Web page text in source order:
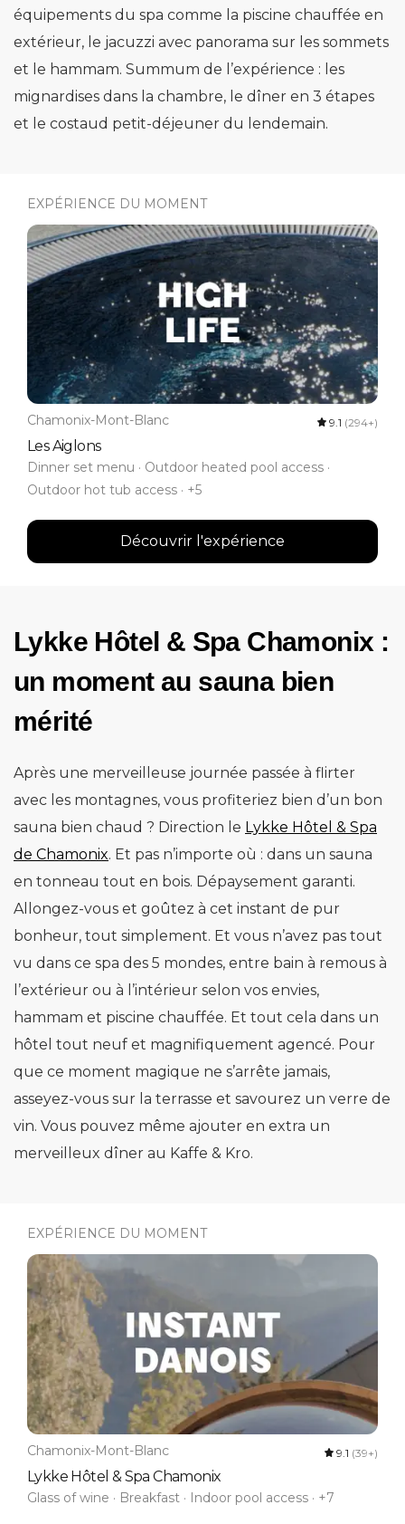
équipements du spa comme la piscine chauffée en
extérieur, le jacuzzi avec panorama sur les sommets
et le hammam. Summum de l’expérience : les
mignardises dans la chambre, le dîner en 3 étapes
et le costaud petit-déjeuner du lendemain.
EXPÉRIENCE DU MOMENT
Chamonix-Mont-Blanc 9.1 (294+)
Les Aiglons
Dinner set menu · Outdoor heated pool access ·
Outdoor hot tub access · +5
Découvrir l'expérience
Lykke Hôtel & Spa Chamonix :
un moment au sauna bien
mérité
Après une merveilleuse journée passée à flirter
avec les montagnes, vous profiteriez bien d’un bon
sauna bien chaud ? Direction le Lykke Hôtel & Spa
de Chamonix. Et pas n’importe où : dans un sauna
en tonneau tout en bois. Dépaysement garanti.
Allongez-vous et goûtez à cet instant de pur
bonheur, tout simplement. Et vous n’avez pas tout
vu dans ce spa des 5 mondes, entre bain à remous à
l’extérieur ou à l’intérieur selon vos envies,
hammam et piscine chauffée. Et tout cela dans un
hôtel tout neuf et magnifiquement agencé. Pour
que ce moment magique ne s’arrête jamais,
asseyez-vous sur la terrasse et savourez un verre de
vin. Vous pouvez même ajouter en extra un
merveilleux dîner au Kaffe & Kro.
EXPÉRIENCE DU MOMENT
Chamonix-Mont-Blanc 9.1 (39+)
Lykke Hôtel & Spa Chamonix
Glass of wine · Breakfast · Indoor pool access · +7